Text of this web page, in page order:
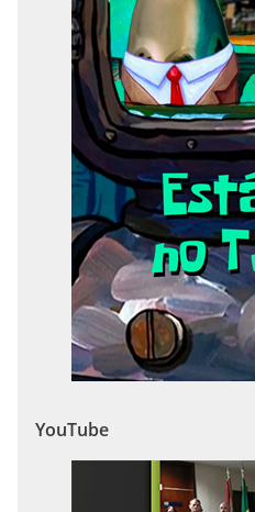
YouTube